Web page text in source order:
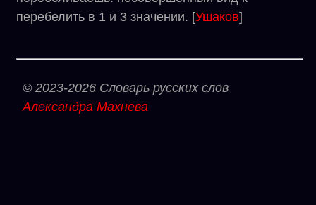
перебелить в 1 и 3 значении. [Ушаков]
© 2023-2026 Словарь русских слов
Александра Махнева